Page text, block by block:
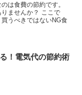
は食費の節約です。
ませんか？ ここで
うべきではないNG食
！電気代の節約術